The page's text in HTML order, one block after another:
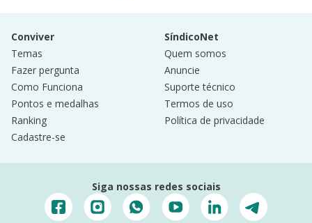
Conviver
Temas
Fazer pergunta
Como Funciona
Pontos e medalhas
Ranking
Cadastre-se
SíndicoNet
Quem somos
Anuncie
Suporte técnico
Termos de uso
Política de privacidade
Siga nossas redes sociais